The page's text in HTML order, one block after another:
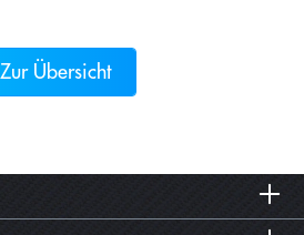
Zur Übersicht